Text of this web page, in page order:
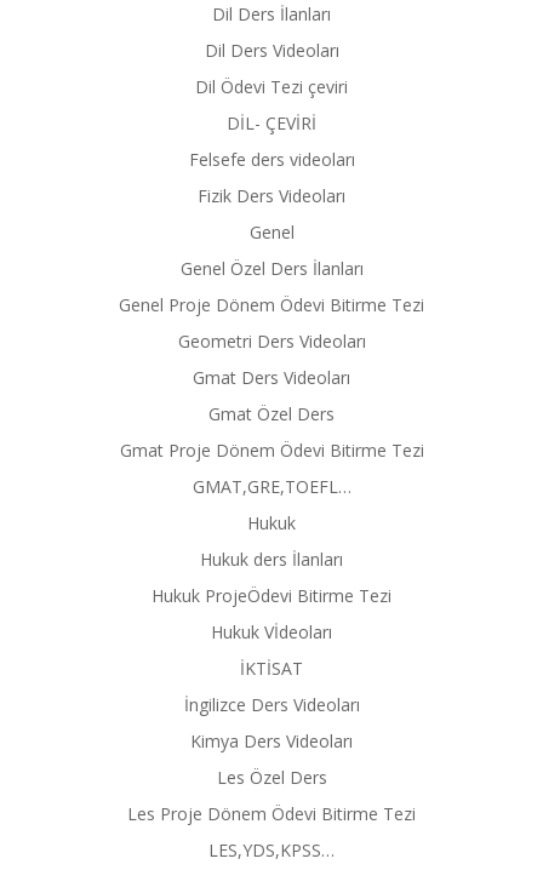
Dil Ders İlanları
Dil Ders Videoları
Dil Ödevi Tezi çeviri
DİL- ÇEVİRİ
Felsefe ders videoları
Fizik Ders Videoları
Genel
Genel Özel Ders İlanları
Genel Proje Dönem Ödevi Bitirme Tezi
Geometri Ders Videoları
Gmat Ders Videoları
Gmat Özel Ders
Gmat Proje Dönem Ödevi Bitirme Tezi
GMAT,GRE,TOEFL…
Hukuk
Hukuk ders İlanları
Hukuk ProjeÖdevi Bitirme Tezi
Hukuk Vİdeoları
İKTİSAT
İngilizce Ders Videoları
Kimya Ders Videoları
Les Özel Ders
Les Proje Dönem Ödevi Bitirme Tezi
LES,YDS,KPSS…